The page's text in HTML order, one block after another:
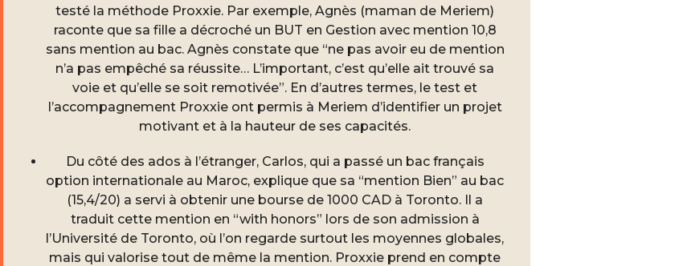
testé la méthode Proxxie. Par exemple, Agnès (maman de Meriem)
raconte que sa fille a décroché un BUT en Gestion avec mention 10,8
sans mention au bac. Agnès constate que “ne pas avoir eu de mention
n’a pas empêché sa réussite… L’important, c’est qu’elle ait trouvé sa
voie et qu’elle se soit remotivée”. En d’autres termes, le test et
l’accompagnement Proxxie ont permis à Meriem d’identifier un projet
motivant et à la hauteur de ses capacités.
Du côté des ados à l’étranger, Carlos, qui a passé un bac français
option internationale au Maroc, explique que sa “mention Bien” au bac
(15,4/20) a servi à obtenir une bourse de 1000 CAD à Toronto. Il a
traduit cette mention en “with honors” lors de son admission à
l’Université de Toronto, où l’on regarde surtout les moyennes globales,
mais qui valorise tout de même la mention. Proxxie prend en compte